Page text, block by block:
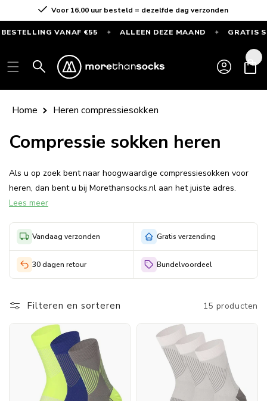
naar de
content
Voor 16.00 uur besteld = dezelfde dag verzonden
VANAF €55 ✦ ALLEEN DEZE MAAND ✦ GRATIS
SPORTSOKKEN
bij
elke
bestelling
€55
Inloggen
Home Heren compressiesokken
Compressie sokken heren
Als u op zoek bent naar hoogwaardige compressiesokken voor
heren, dan bent u bij Morethansocks.nl aan het juiste adres.
Onze compressiesokken bieden maximale ondersteuning en
Lees meer
Vandaag verzonden Gratis verzending
30 dagen retour Bundelvoordeel
Filteren en sorteren 15 producten